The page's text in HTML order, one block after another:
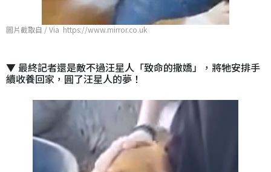
圖片截取自 / Via https://www.mirror.co.uk
▼ 最終記者還是敵不過汪星人「致命的撒嬌」，將牠安排手
續收養回家，圓了汪星人的夢！